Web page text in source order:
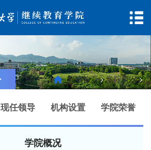
网站首页>学院概况>
现任领导 机构设置 学院荣誉
学院概况
学院概况
党建思政